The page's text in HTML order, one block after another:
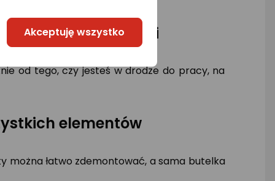
w każdej sytuacji
od tego, czy jesteś w drodze do pracy, na
elementów
można łatwo zdemontować, a sama butelka
Akceptuję wszystko